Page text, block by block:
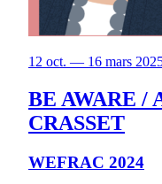
12 oct. — 16 mars
BE AWARE /
CRASSET
WEFRAC 2024